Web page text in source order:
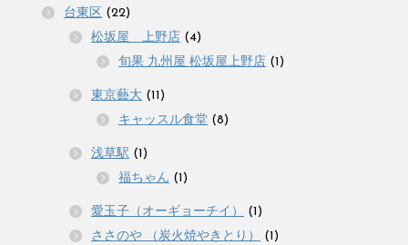
台東区 (22)
松坂屋 上野店 (4)
旬果 九州屋 松坂屋上野店 (1)
東京藝大 (11)
キャッスル食堂 (8)
浅草駅 (1)
福ちゃん (1)
愛玉子（オーギョーチイ）
(1)
ささのや （炭火焼やきとり）
(1)